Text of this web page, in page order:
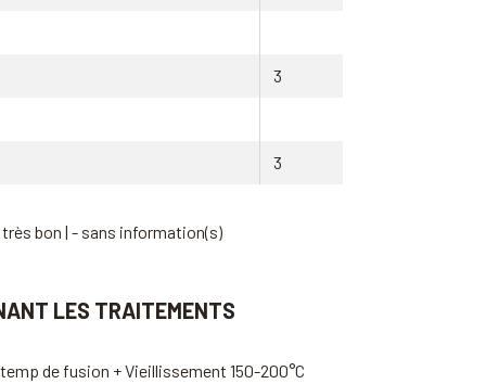
3
3
très bon | - sans information(s)
LES TRAITEMENTS
de fusion + Vieillissement 150-200°C